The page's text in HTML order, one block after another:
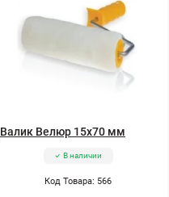
Валик Велюр 15x70 мм
В наличии
Код Товара: 566